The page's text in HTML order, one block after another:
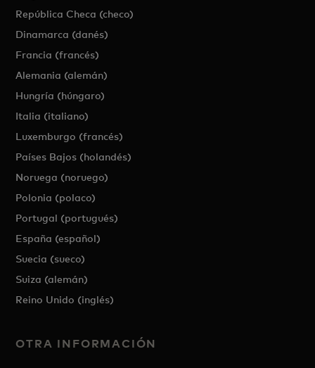
República Checa (checo)
Dinamarca (danés)
Francia (francés)
Alemania (alemán)
Hungría (húngaro)
Italia (italiano)
Luxemburgo (francés)
Países Bajos (holandés)
Noruega (noruego)
Polonia (polaco)
Portugal (portugués)
España (español)
Suecia (sueco)
Suiza (alemán)
Reino Unido (inglés)
OTRA INFORMACIÓN